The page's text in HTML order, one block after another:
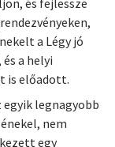
és fejlessze
a Légy jó
a helyi
is előadott.
legnagyobb
nem
egy